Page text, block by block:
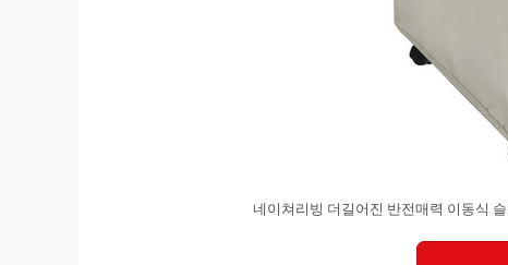
네이쳐리빙 더길어진 반전매력 이동식